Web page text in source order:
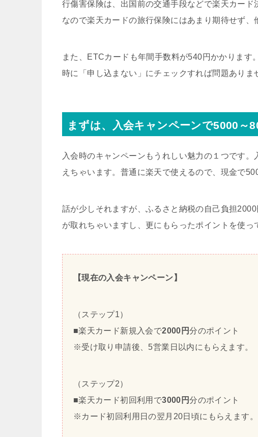
行傷害保険は、出国前の交通手段などで楽天カード
なので楽天カードの旅行保険にはあまり期待せず
また、ETCカードも年間手数料が540円かかりま
時に「申し込まない」にチェックすれば問題ありま
まずは、入会キャンペーンで5000～
入会時のキャンペーンもうれしい魅力の１つです
えちゃいます。普通に楽天で使えるので、現金で
話が少しそれますが、ふるさと納税の自己負担
が取れちゃいますし、更にもらったポイントを使っ
【現在の入会キャンペーン】
（ステップ1）
■楽天カード新規入会で2000円分のポイント
※受け取り申請後、5営業日以内にもらえます。
（ステップ2）
■楽天カード初回利用で3000円分のポイント
※カード初回利用日の翌月20日頃にもらえます。